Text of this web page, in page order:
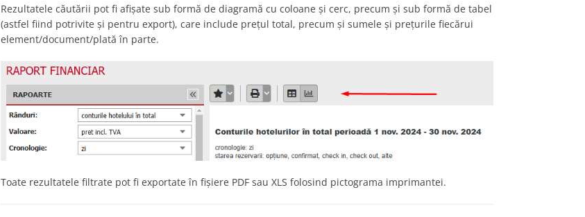
Rezultatele căutării pot fi afișate sub formă de diagramă cu coloane și cerc, precum și sub formă de tabel
(astfel fiind potrivite și pentru export), care include prețul total, precum și sumele și prețurile fiecărui
element/document/plată în parte.
Toate rezultatele filtrate pot fi exportate în fișiere PDF sau XLS folosind pictograma imprimantei.